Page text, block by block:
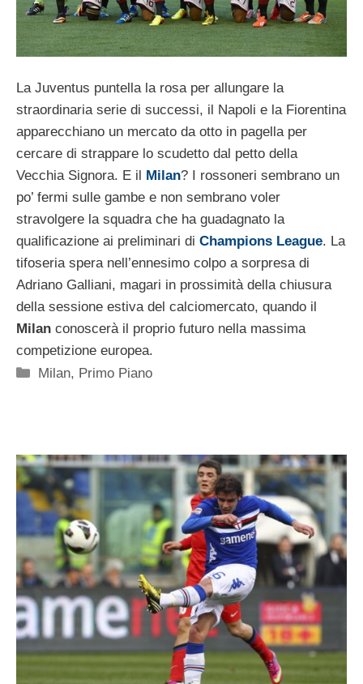
La Juventus puntella la rosa per allungare la
straordinaria serie di successi, il Napoli e la Fiorentina
apparecchiano un mercato da otto in pagella per
cercare di strappare lo scudetto dal petto della
Vecchia Signora. E il Milan? I rossoneri sembrano un
po’ fermi sulle gambe e non sembrano voler
stravolgere la squadra che ha guadagnato la
qualificazione ai preliminari di Champions League. La
tifoseria spera nell’ennesimo colpo a sorpresa di
Adriano Galliani, magari in prossimità della chiusura
della sessione estiva del calciomercato, quando il
Milan conoscerà il proprio futuro nella massima
competizione europea.
Categorie
Milan, Primo Piano